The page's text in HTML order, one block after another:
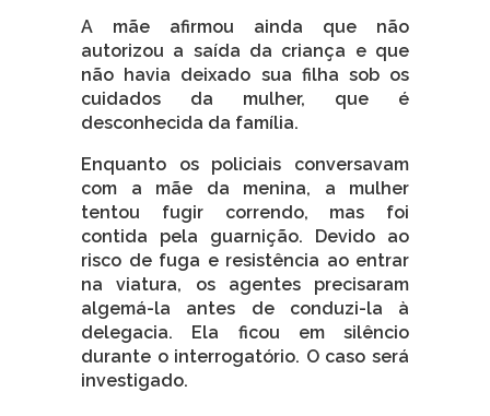
A mãe afirmou ainda que não
autorizou a saída da criança e que
não havia deixado sua filha sob os
cuidados da mulher, que é
desconhecida da família.
Enquanto os policiais conversavam
com a mãe da menina, a mulher
tentou fugir correndo, mas foi
contida pela guarnição. Devido ao
risco de fuga e resistência ao entrar
na viatura, os agentes precisaram
algemá-la antes de conduzi-la à
delegacia. Ela ficou em silêncio
durante o interrogatório. O caso será
investigado.